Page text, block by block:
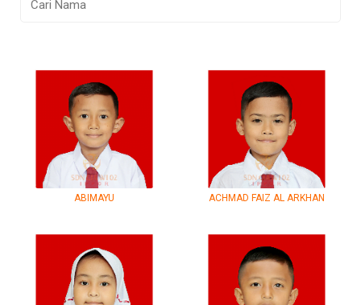
ABIMAYU ACHMAD FAIZ AL ARKHAN